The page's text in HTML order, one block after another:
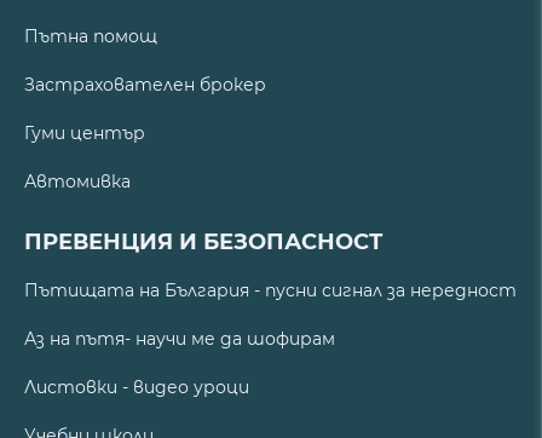
Пътна помощ
Застрахователен брокер
Гуми център
Автомивка
ПРЕВЕНЦИЯ И БЕЗОПАСНОСТ
Пътищата на България - пусни сигнал за нередност
Аз на пътя- научи ме да шофирам
Листовки - видео уроци